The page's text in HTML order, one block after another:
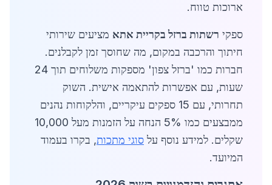
ארוכות טווח.
ספקי רשתות ברזל בקריית אתא מציעים שירותי
חיתוך והרכבה במקום, מה שחוסך זמן לקבלנים.
חברות כמו 'ברזל צפון' מספקות משלוחים תוך 24
שעות, עם אפשרות להתאמה אישית. השוק
תחרותי, עם 15 ספקים עיקריים, והלקוחות נהנים
ממבצעים כמו 5% הנחה על הזמנות מעל 10,000
שקלים. למידע נוסף על סוגי מתכות, בקרו בעמוד
המיועד.